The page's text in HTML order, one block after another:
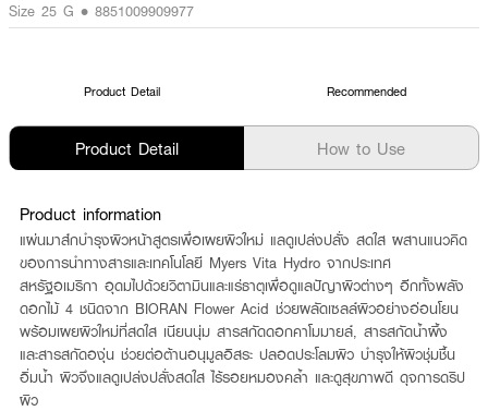
Size 25 G • 8851009909977
Product Detail Recommended
Product Detail How to Use
Product information
แผ่นมาส์กบำรุงผิวหน้าสูตรเพื่อเผยผิวใหม่ แลดูเปล่งปลั่ง สดใส ผสานแนวคิด
ของการนำทางสารและเทคโนโลยี Myers Vita Hydro จากประเทศ
สหรัฐอเมริกา อุดมไปด้วยวิตามินและแร่ธาตุเพื่อดูแลปัญาผิวต่างๆ อีกทั้งพลัง
ดอกไม้ 4 ชนิดจาก BIORAN Flower Acid ช่วยผลัดเซลล์ผิวอย่างอ่อนโยน
พร้อมเผยผิวใหม่ที่สดใส เนียนนุ่ม สารสกัดดอกคาโมมายล์, สารสกัดน้ำผึ้ง
และสารสกัดองุ่น ช่วยต่อต้านอนุมูลอิสระ ปลอดประโลมผิว บำรุงให้ผิวชุ่มชื้น
อิ่มน้ำ ผิวจึงแลดูเปล่งปลั่งสดใส ไร้รอยหมองคล้ำ และดูสุขภาพดี ดุจการดริป
ผิว